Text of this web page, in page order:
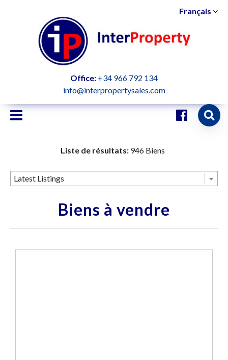
Office: +34 966 792 134
info@interpropertysales.com
Français
Liste de résultats: 946 Biens
Latest Listings
Biens à vendre